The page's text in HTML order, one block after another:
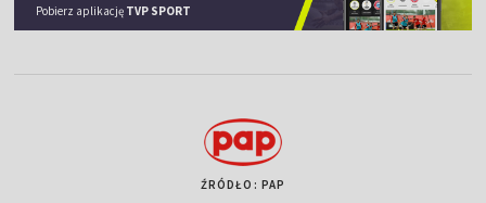
Pobierz aplikację TVP SPORT
ŹRÓDŁO: PAP